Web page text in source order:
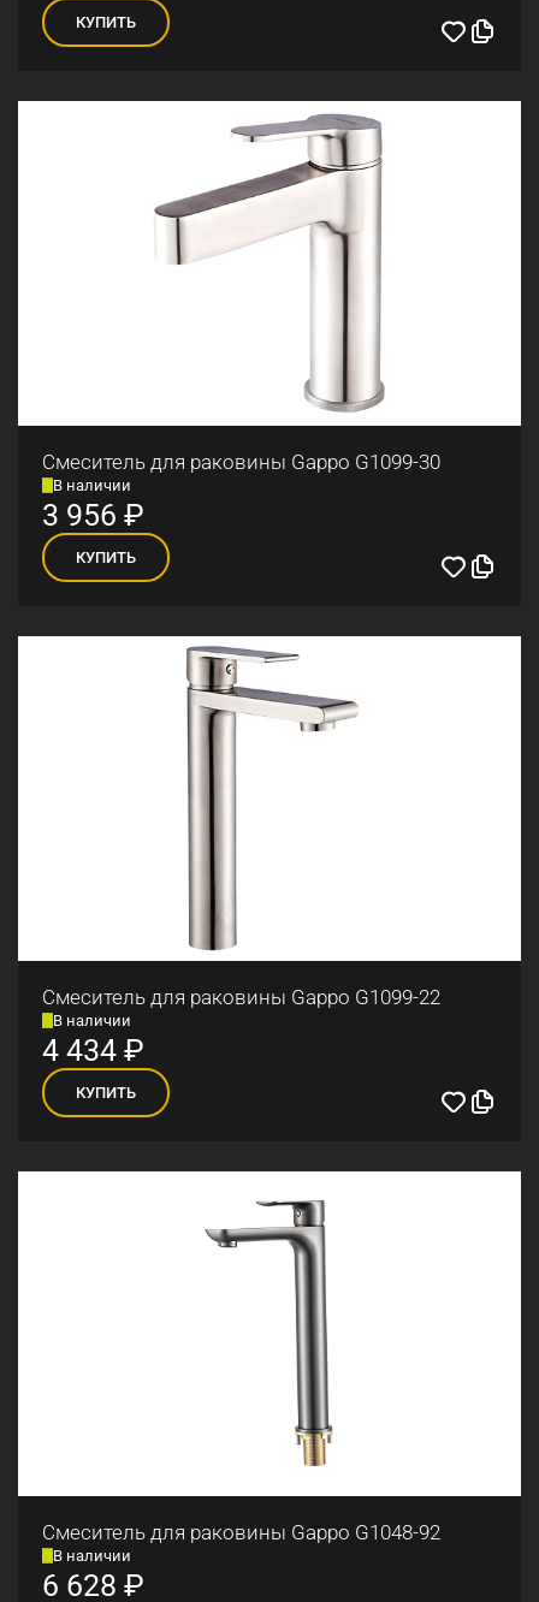
КУПИТЬ
Смеситель для раковины Gappo G1099-30
В наличии
3 956 ₽
КУПИТЬ
Смеситель для раковины Gappo G1099-22
В наличии
4 434₽
КУПИТЬ
Смеситель для раковины Gappo G1048-92
В наличии
6 628 ₽